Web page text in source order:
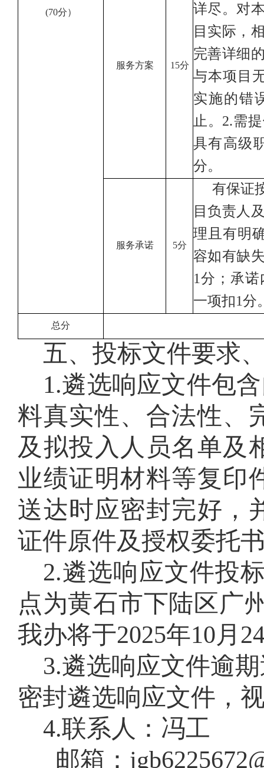
(70分）
服务方案 15分
详尽。对
目实际，
完善详细
与本项目
实施的错
止。2.需
具有高级
分。
服务承诺 5分
有保证
目负责人
理且有明
容如有缺
1分；承
一项扣1分
总分
五、投标文件要求
1.遴选响应文件包
料真实性、合法性、
及拟投入人员名单及
业绩证明材料等复印
送达时应密封完好，
证件原件及授权委托
2.遴选响应文件投
点为黄石市下陆区广
我办将于2025年10月
3.遴选响应文件逾
密封遴选响应文件，
4.联系人： 冯工
邮箱：